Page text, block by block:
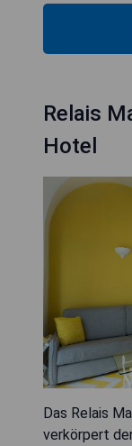
Relais
Hotel
Das Relais
verkörpert